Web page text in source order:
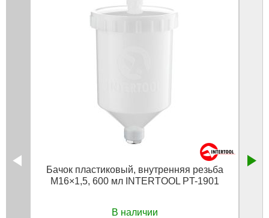
Бачок пластиковый, внутренняя резьба
М16×1,5, 600 мл INTERTOOL PT-1901
В наличии